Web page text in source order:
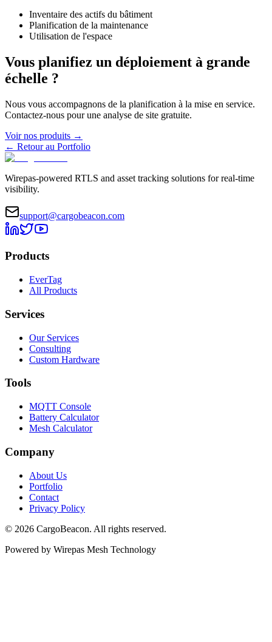
Inventaire des actifs du bâtiment
Planification de la maintenance
Utilisation de l'espace
Vous planifiez un déploiement à grande
échelle ?
Nous vous accompagnons de la planification à la mise en service.
Contactez-nous pour une analyse de site gratuite.
Voir nos produits →
← Retour au Portfolio
Wirepas-powered RTLS and asset tracking solutions for real-time
visibility.
support@cargobeacon.com
Products
EverTag
All Products
Services
Our Services
Consulting
Custom Hardware
Tools
MQTT Console
Battery Calculator
Mesh Calculator
Company
About Us
Portfolio
Contact
Privacy Policy
© 2026 CargoBeacon. All rights reserved.
Powered by Wirepas Mesh Technology